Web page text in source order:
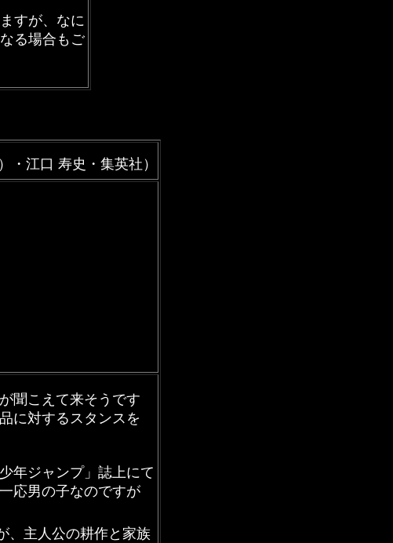
すが、なに
る場合もご
・江口 寿史・集英社）
聞こえて来そうです
に対するスタンスを
年ジャンプ」誌上にて
応男の子なのですが
、主人公の耕作と家族